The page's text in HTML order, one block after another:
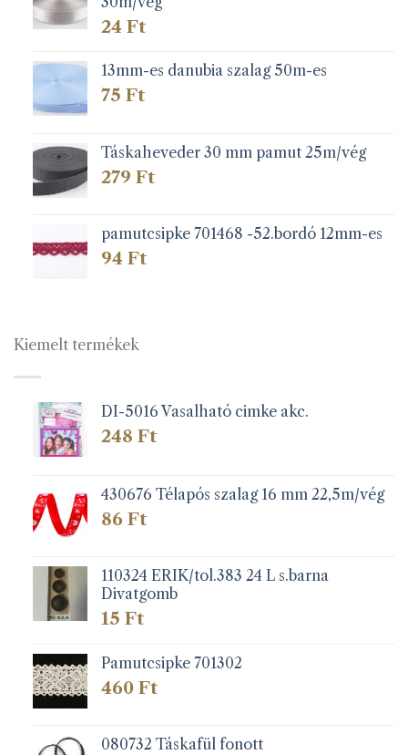
24 Ft
13mm-es danubia szalag 50m-es
75 Ft
Táskaheveder 30 mm pamut 25m/vég
279 Ft
pamutcsipke 701468 -52.bordó 12mm-es
94 Ft
Kiemelt termékek
DI-5016 Vasalható cimke akc.
248 Ft
430676 Télapós szalag 16 mm 22,5m/vég
86 Ft
110324 ERIK/tol.383 24 L s.barna
Divatgomb
15 Ft
Pamutcsipke 701302
460 Ft
080732 Táskafül fonott